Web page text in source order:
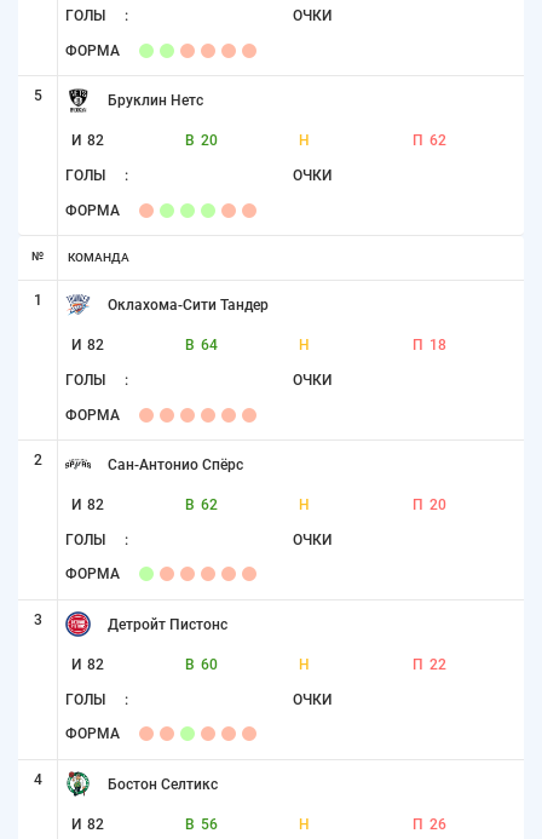
ГОЛЫ : ОЧКИ
ФОРМА
5 Бруклин Нетс
И 82 В 20 Н П 62
ГОЛЫ : ОЧКИ
ФОРМА
№ КОМАНДА
1 Оклахома-Сити Тандер
И 82 В 64 Н П 18
ГОЛЫ : ОЧКИ
ФОРМА
2 Сан-Антонио Спёрс
И 82 В 62 Н П 20
ГОЛЫ : ОЧКИ
ФОРМА
3 Детройт Пистонс
И 82 В 60 Н П 22
ГОЛЫ : ОЧКИ
ФОРМА
4 Бостон Селтикс
И 82 В 56 Н П 26